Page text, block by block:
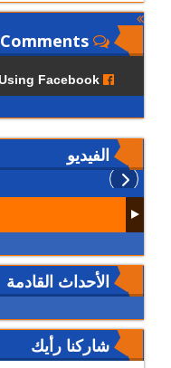
الفيديو
الأحداث القادمة
شاركنا رأيك